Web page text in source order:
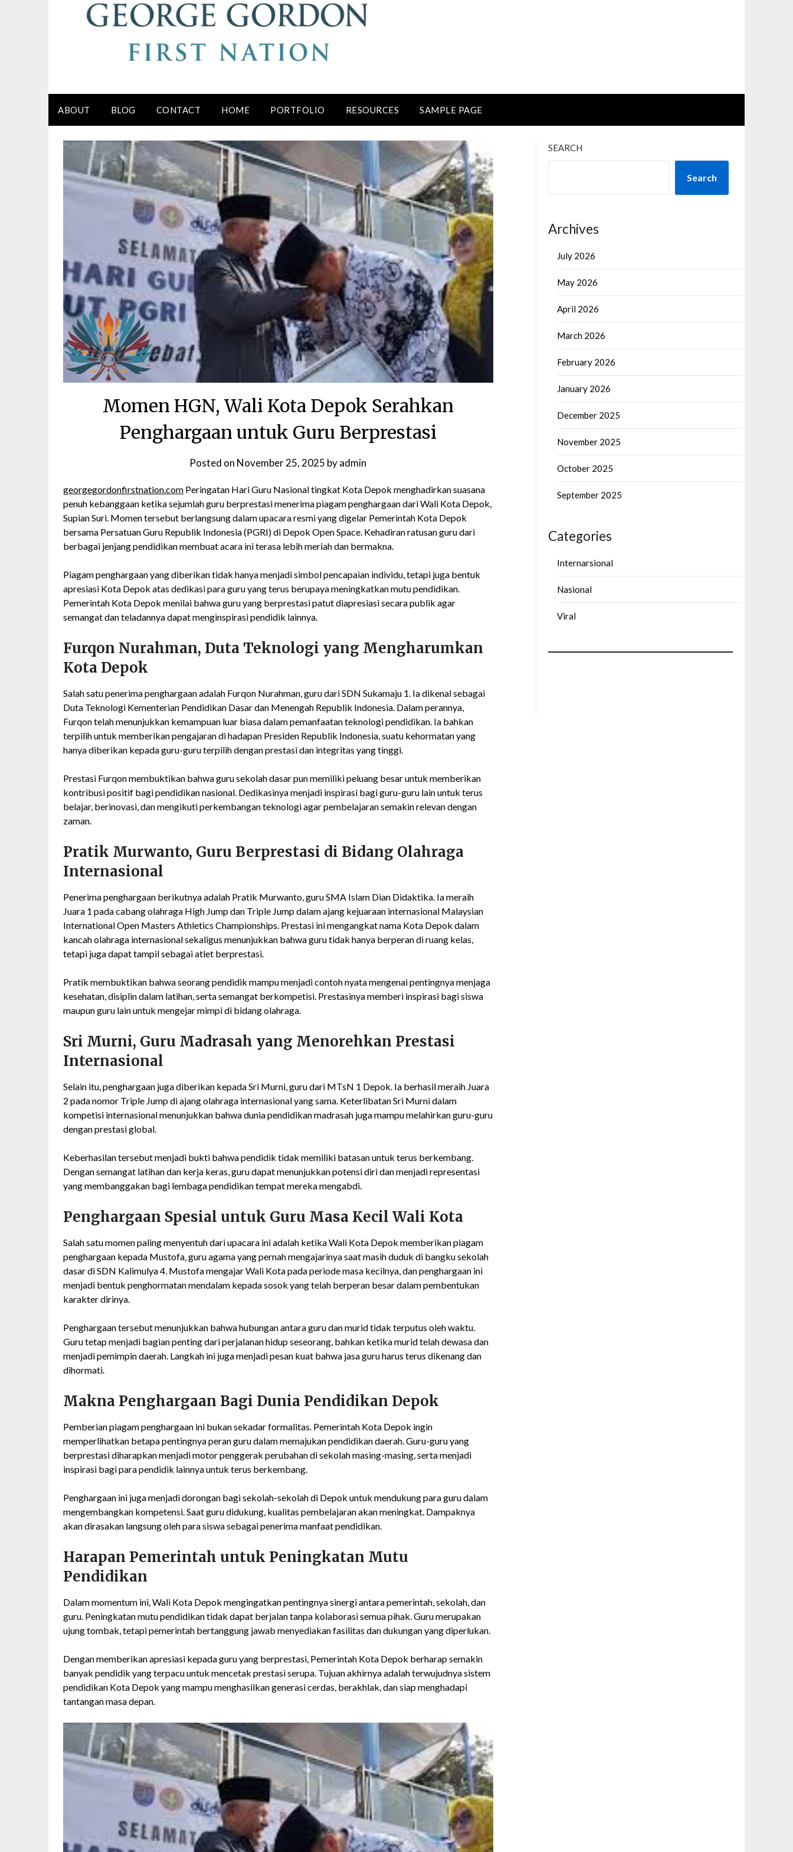
ABOUT BLOG CONTACT HOME PORTFOLIO RESOURCES SAMPLE PAGE
Momen HGN, Wali Kota Depok Serahkan
Penghargaan untuk Guru Berprestasi
Posted on November 25, 2025 byadmin
georgegordonfirstnation.com Peringatan Hari Guru Nasional tingkat Kota Depok menghadirkan suasana
penuh kebanggaan ketika sejumlah guru berprestasi menerima piagam penghargaan dari Wali Kota Depok,
Supian Suri. Momen tersebut berlangsung dalam upacara resmi yang digelar Pemerintah Kota Depok
bersama Persatuan Guru Republik Indonesia (PGRI) di Depok Open Space. Kehadiran ratusan guru dari
berbagai jenjang pendidikan membuat acara ini terasa lebih meriah dan bermakna.
Piagam penghargaan yang diberikan tidak hanya menjadi simbol pencapaian individu, tetapi juga bentuk
apresiasi Kota Depok atas dedikasi para guru yang terus berupaya meningkatkan mutu pendidikan.
Pemerintah Kota Depok menilai bahwa guru yang berprestasi patut diapresiasi secara publik agar
semangat dan teladannya dapat menginspirasi pendidik lainnya.
Furqon Nurahman, Duta Teknologi yang Mengharumkan
Kota Depok
Salah satu penerima penghargaan adalah Furqon Nurahman, guru dari SDN Sukamaju 1. Ia dikenal sebagai
Duta Teknologi Kementerian Pendidikan Dasar dan Menengah Republik Indonesia. Dalam perannya,
Furqon telah menunjukkan kemampuan luar biasa dalam pemanfaatan teknologi pendidikan. Ia bahkan
terpilih untuk memberikan pengajaran di hadapan Presiden Republik Indonesia, suatu kehormatan yang
hanya diberikan kepada guru-guru terpilih dengan prestasi dan integritas yang tinggi.
Prestasi Furqon membuktikan bahwa guru sekolah dasar pun memiliki peluang besar untuk memberikan
kontribusi positif bagi pendidikan nasional. Dedikasinya menjadi inspirasi bagi guru-guru lain untuk terus
belajar, berinovasi, dan mengikuti perkembangan teknologi agar pembelajaran semakin relevan dengan
zaman.
Pratik Murwanto, Guru Berprestasi di Bidang Olahraga
Internasional
Penerima penghargaan berikutnya adalah Pratik Murwanto, guru SMA Islam Dian Didaktika. Ia meraih
Juara 1 pada cabang olahraga High Jump dan Triple Jump dalam ajang kejuaraan internasional Malaysian
International Open Masters Athletics Championships. Prestasi ini mengangkat nama Kota Depok dalam
kancah olahraga internasional sekaligus menunjukkan bahwa guru tidak hanya berperan di ruang kelas,
tetapi juga dapat tampil sebagai atlet berprestasi.
Pratik membuktikan bahwa seorang pendidik mampu menjadi contoh nyata mengenai pentingnya menjaga
kesehatan, disiplin dalam latihan, serta semangat berkompetisi. Prestasinya memberi inspirasi bagi siswa
maupun guru lain untuk mengejar mimpi di bidang olahraga.
Sri Murni, Guru Madrasah yang Menorehkan Prestasi
Internasional
Selain itu, penghargaan juga diberikan kepada Sri Murni, guru dari MTsN 1 Depok. Ia berhasil meraih Juara
2 pada nomor Triple Jump di ajang olahraga internasional yang sama. Keterlibatan Sri Murni dalam
kompetisi internasional menunjukkan bahwa dunia pendidikan madrasah juga mampu melahirkan guru-guru
dengan prestasi global.
Keberhasilan tersebut menjadi bukti bahwa pendidik tidak memiliki batasan untuk terus berkembang.
Dengan semangat latihan dan kerja keras, guru dapat menunjukkan potensi diri dan menjadi representasi
yang membanggakan bagi lembaga pendidikan tempat mereka mengabdi.
Penghargaan Spesial untuk Guru Masa Kecil Wali Kota
Salah satu momen paling menyentuh dari upacara ini adalah ketika Wali Kota Depok memberikan piagam
penghargaan kepada Mustofa, guru agama yang pernah mengajarinya saat masih duduk di bangku sekolah
dasar di SDN Kalimulya 4. Mustofa mengajar Wali Kota pada periode masa kecilnya, dan penghargaan ini
menjadi bentuk penghormatan mendalam kepada sosok yang telah berperan besar dalam pembentukan
karakter dirinya.
Penghargaan tersebut menunjukkan bahwa hubungan antara guru dan murid tidak terputus oleh waktu.
Guru tetap menjadi bagian penting dari perjalanan hidup seseorang, bahkan ketika murid telah dewasa dan
menjadi pemimpin daerah. Langkah ini juga menjadi pesan kuat bahwa jasa guru harus terus dikenang dan
dihormati.
Makna Penghargaan Bagi Dunia Pendidikan Depok
Pemberian piagam penghargaan ini bukan sekadar formalitas. Pemerintah Kota Depok ingin
memperlihatkan betapa pentingnya peran guru dalam memajukan pendidikan daerah. Guru-guru yang
berprestasi diharapkan menjadi motor penggerak perubahan di sekolah masing-masing, serta menjadi
inspirasi bagi para pendidik lainnya untuk terus berkembang.
Penghargaan ini juga menjadi dorongan bagi sekolah-sekolah di Depok untuk mendukung para guru dalam
mengembangkan kompetensi. Saat guru didukung, kualitas pembelajaran akan meningkat. Dampaknya
akan dirasakan langsung oleh para siswa sebagai penerima manfaat pendidikan.
Harapan Pemerintah untuk Peningkatan Mutu
Pendidikan
Dalam momentum ini, Wali Kota Depok mengingatkan pentingnya sinergi antara pemerintah, sekolah, dan
guru. Peningkatan mutu pendidikan tidak dapat berjalan tanpa kolaborasi semua pihak. Guru merupakan
ujung tombak, tetapi pemerintah bertanggung jawab menyediakan fasilitas dan dukungan yang diperlukan.
Dengan memberikan apresiasi kepada guru yang berprestasi, Pemerintah Kota Depok berharap semakin
banyak pendidik yang terpacu untuk mencetak prestasi serupa. Tujuan akhirnya adalah terwujudnya sistem
pendidikan Kota Depok yang mampu menghasilkan generasi cerdas, berakhlak, dan siap menghadapi
tantangan masa depan.
SEARCH
Search
Archives
July 2026
May 2026
April 2026
March 2026
February 2026
January 2026
December 2025
November 2025
October 2025
September 2025
Categories
Internarsional
Nasional
Viral